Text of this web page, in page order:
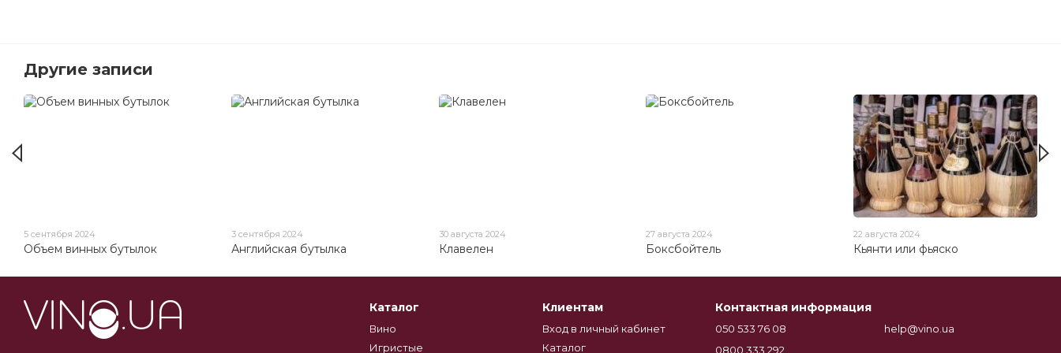
Другие записи
5 сентября 2024
Объем винных бутылок
3 сентября 2024
Английская бутылка
30 августа 2024
Клавелен
27 августа 2024
Боксбойтель
22 августа 2024
Кьянти или фьяско
Каталог
Вино
Игристые
Клиентам
Вход в личный кабинет
Каталог
Контактная информация
050 533 76 08
0800 333 292
help@vino.ua